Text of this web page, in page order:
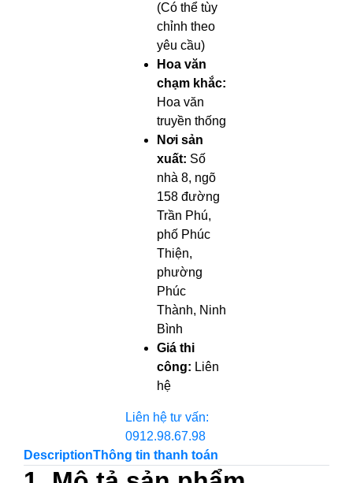
(Có thể tùy
chỉnh theo
yêu cầu)
Hoa văn
chạm khắc:
Hoa văn
truyền thống
Nơi sản
xuất: Số
nhà 8, ngõ
158 đường
Trần Phú,
phố Phúc
Thiện,
phường
Phúc
Thành, Ninh
Bình
Giá thi
công: Liên
hệ
Liên hệ tư vấn:
0912.98.67.98
DescriptionThông tin thanh toán